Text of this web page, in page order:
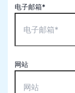
电子邮箱*
网站